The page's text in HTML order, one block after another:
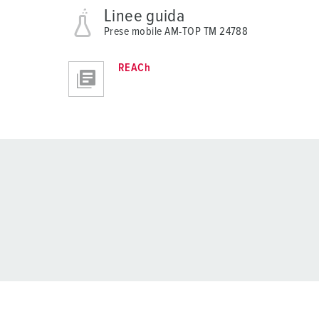
Linee guida
Prese mobile AM-TOP TM 24788
REACh